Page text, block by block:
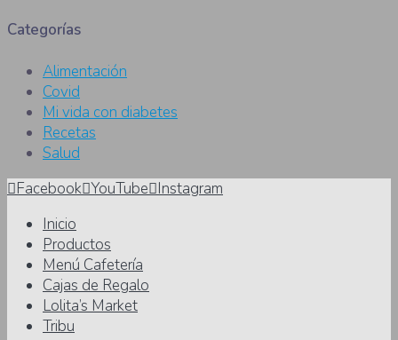
Categorías
Alimentación
Covid
Mi vida con diabetes
Recetas
Salud
Facebook YouTube Instagram
Inicio
Productos
Menú Cafetería
Cajas de Regalo
Lolita’s Market
Tribu